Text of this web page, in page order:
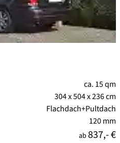
ca. 15 qm
304 x 504 x 236 cm
Flachdach+Pultdach
120 mm
ab 837,- €